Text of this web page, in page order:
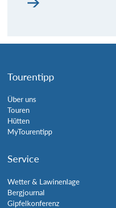
Tourentipp
Über uns
Touren
Hütten
MyTourentipp
Service
Wetter & Lawinenlage
Bergjournal
Gipfelkonferenz